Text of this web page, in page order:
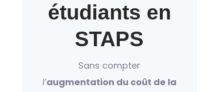
étudiants en
STAPS
Sans compter
l’augmentation du coût de la